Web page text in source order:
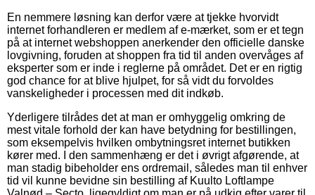
En nemmere løsning kan derfor være at tjekke hvorvidt
internet forhandleren er medlem af e-mærket, som er et tegn
på at internet webshoppen anerkender den officielle danske
lovgivning, foruden at shoppen fra tid til anden overvåges af
eksperter som er inde i reglerne på området. Det er en rigtig
god chance for at blive hjulpet, for så vidt du forvoldes
vanskeligheder i processen med dit indkøb.
Yderligere tilrådes det at man er omhyggelig omkring de
mest vitale forhold der kan have betydning for bestillingen,
som eksempelvis hvilken ombytningsret internet butikken
kører med. I den sammenhæng er det i øvrigt afgørende, at
man stadig bibeholder ens ordremail, således man til enhver
tid vil kunne bevidne sin bestilling af Kuulto Loftlampe